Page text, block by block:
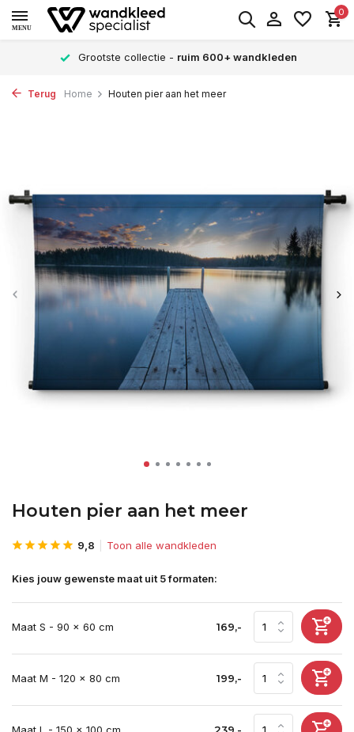
MENU
0
Grootste collectie - ruim 600+ wandkleden
Terug Home Houten pier aan het meer
Houten pier aan het meer
9,8 Toon alle wandkleden
Kies jouw gewenste maat uit 5 formaten:
Maat S - 90 x 60 cm 169,-
Maat M - 120 x 80 cm 199,-
Maat L - 150 x 100 cm 239,-